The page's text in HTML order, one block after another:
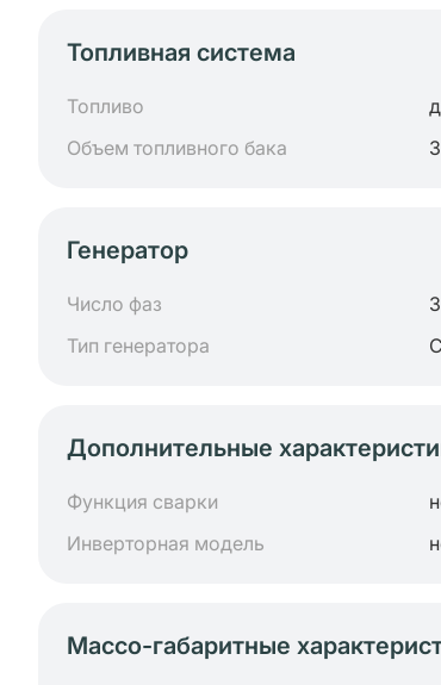
Топливная система
Топливо
Объем топливного бака
Генератор
Число фаз 3
Тип генератора
Дополнительные
Функция сварки
Инверторная модель
Массо-габаритные